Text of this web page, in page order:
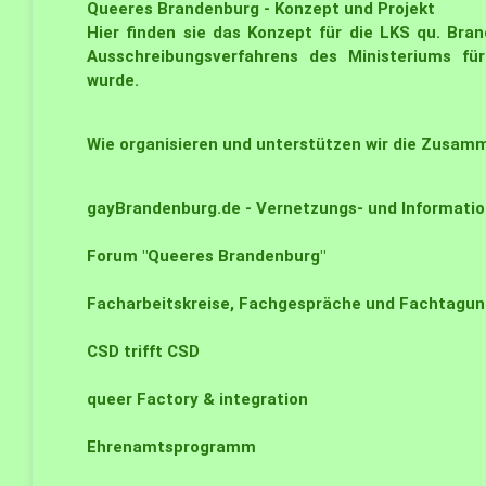
Queeres Brandenburg - Konzept und Projekt
Hier finden sie das Konzept für die LKS qu.
Ausschreibungsverfahrens des Ministeriums
wurde.
Wie organisieren und unterstützen wir die
gayBrandenburg.de - Vernetzungs- und
Forum "Queeres Brandenburg"
Facharbeitskreise, Fachgespräche und
CSD trifft CSD
queer Factory & integration
Ehrenamtsprogramm